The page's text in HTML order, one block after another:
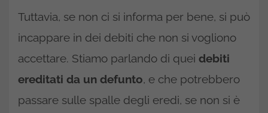
Tuttavia, se non ci si informa per bene, si può
incappare in dei debiti che non si vogliono
accettare. Stiamo parlando di quei debiti
ereditati da un defunto, e che potrebbero
passare sulle spalle degli eredi, se non si è